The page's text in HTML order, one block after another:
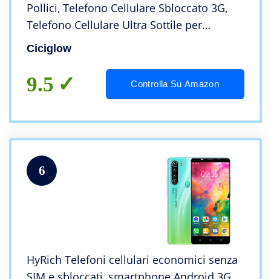
Pollici, Telefono Cellulare Sbloccato 3G,
Telefono Cellulare Ultra Sottile per
Sistema Operativo 6.0, CPU quad-core, 2
GB, 32 GB, Scheda (Nero)
Ciciglow
9.5 Controlla Su Amazon
6
HyRich Telefoni cellulari economici senza